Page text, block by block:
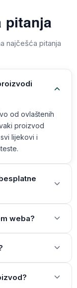
pitanja
najčešća pitanja
od ovlaštenih
proizvod
lijekovi i
weba?